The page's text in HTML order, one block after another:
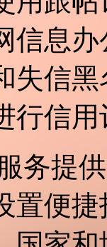
信息
失信
行信用
务提
置便